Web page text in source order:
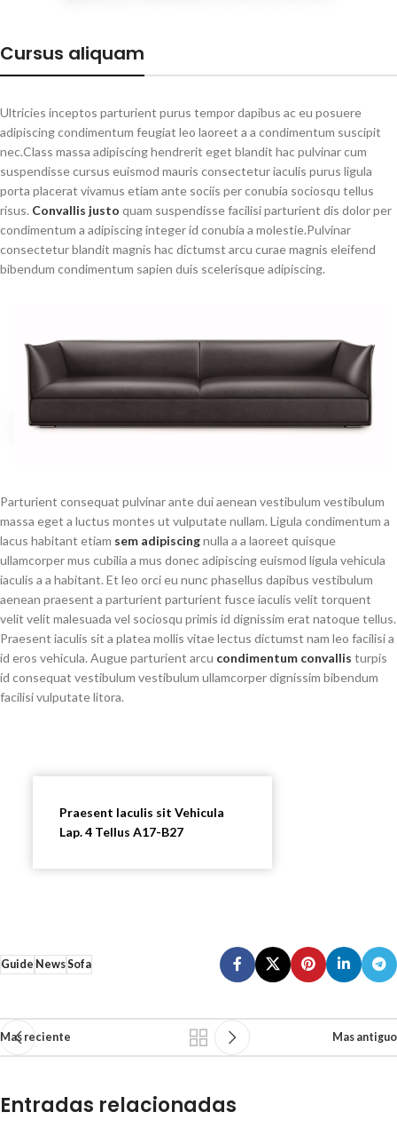
Cursus aliquam
Ultricies inceptos parturient purus tempor dapibus ac eu posuere
adipiscing condimentum feugiat leo laoreet a a condimentum suscipit
nec.Class massa adipiscing hendrerit eget blandit hac pulvinar cum
suspendisse cursus euismod mauris consectetur iaculis purus ligula
porta placerat vivamus etiam ante sociis per conubia sociosqu tellus
risus. Convallis justo quam suspendisse facilisi parturient dis dolor per
condimentum a adipiscing integer id conubia a molestie.Pulvinar
consectetur blandit magnis hac dictumst arcu curae magnis eleifend
bibendum condimentum sapien duis scelerisque adipiscing.
Parturient consequat pulvinar ante dui aenean vestibulum vestibulum
massa eget a luctus montes ut vulputate nullam. Ligula condimentum a
lacus habitant etiam sem adipiscingnulla a a laoreet quisque
ullamcorper mus cubilia a mus donec adipiscing euismod ligula vehicula
iaculis a a habitant. Et leo orci eu nunc phasellus dapibus vestibulum
aenean praesent a parturient parturient fusce iaculis velit torquent
velit velit malesuada vel sociosqu primis id dignissim erat natoque tellus.
Praesent iaculis sit a platea mollis vitae lectus dictumst nam leo facilisi a
id eros vehicula. Augue parturient arcu condimentum convallis turpis
id consequat vestibulum vestibulum ullamcorper dignissim bibendum
facilisi vulputate litora.
Praesent Iaculis sit Vehicula
Lap. 4 Tellus A17-B27
Guide NewsSofa
Mas reciente Mas antiguo
Entradas relacionadas